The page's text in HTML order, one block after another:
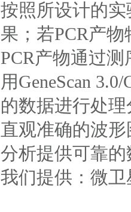
按照所设计的
果；若PCR产
PCR产物通过
用GeneScan
的数据进行处
直观准确的波
分析提供可靠的
我们提供：微